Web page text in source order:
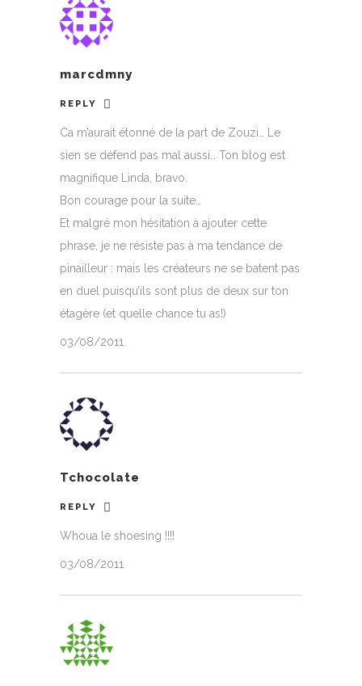
marcdmny
REPLY
Ca m’aurait étonné de la part de Zouzi… Le
sien se défend pas mal aussi… Ton blog est
magnifique Linda, bravo.
Bon courage pour la suite…
Et malgré mon hésitation à ajouter cette
phrase, je ne résiste pas à ma tendance de
pinailleur : mais les créateurs ne se batent pas
en duel puisqu’ils sont plus de deux sur ton
étagère (et quelle chance tu as!)
03/08/2011
Tchocolate
REPLY
Whoua le shoesing !!!!
03/08/2011